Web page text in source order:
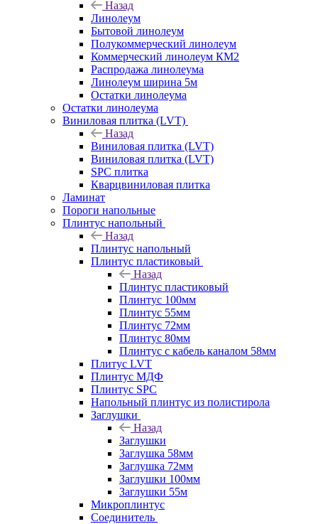
Назад
Линолеум
Бытовой линолеум
Полукоммерческий линолеум
Коммерческий линолеум КМ2
Распродажа линолеума
Линолеум ширина 5м
Остатки линолеума
Остатки линолеума
Виниловая плитка (LVT)
Назад
Виниловая плитка (LVT)
Виниловая плитка (LVT)
SPC плитка
Кварцвиниловая плитка
Ламинат
Пороги напольные
Плинтус напольный
Назад
Плинтус напольный
Плинтус пластиковый
Назад
Плинтус пластиковый
Плинтус 100мм
Плинтус 55мм
Плинтус 72мм
Плинтус 80мм
Плинтус с кабель каналом 58мм
Плитус LVT
Плинтус МДФ
Плинтус SPC
Напольный плинтус из полистирола
Заглушки
Назад
Заглушки
Заглушка 58мм
Заглушка 72мм
Заглушки 100мм
Заглушки 55м
Микроплинтус
Соединитель